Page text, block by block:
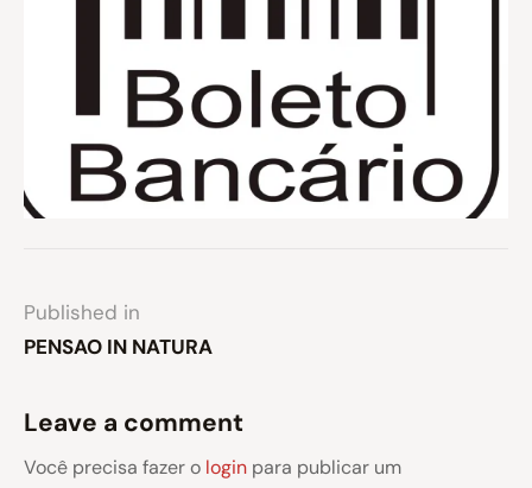
Published in
PENSAO IN NATURA
Leave a comment
Você precisa fazer o login para publicar um